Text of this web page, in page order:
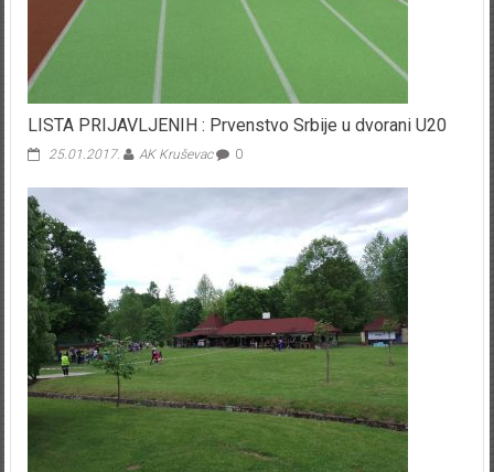
LISTA PRIJAVLJENIH : Prvenstvo Srbije u dvorani U20
25.01.2017. AK Kruševac 0